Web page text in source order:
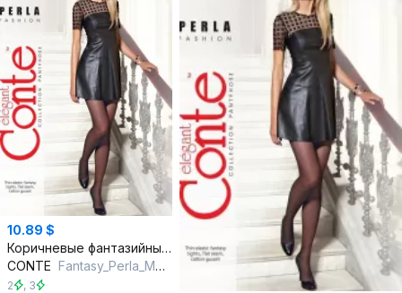
10.89 $
Коричневые фантазийные колготки с рисунком точек
CONTE Fantasy_Perla_Mocca
2 , 3